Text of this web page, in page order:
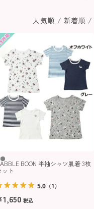
人気順 新着順
BOON 半袖シャツ肌着 3枚
ット
1,650 税込
5.0 （1）